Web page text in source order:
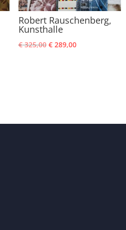
Robert Rauschenberg,
Kunsthalle
€325,00 Oorspronkelijke
€289,00Huidige